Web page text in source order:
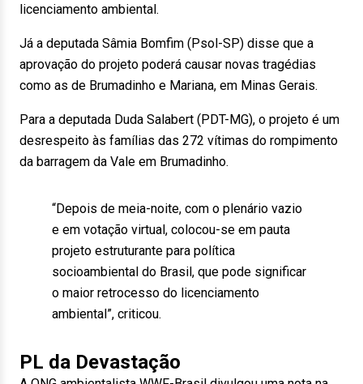
licenciamento ambiental.
Já a deputada Sâmia Bomfim (Psol-SP) disse que a
aprovação do projeto poderá causar novas tragédias
como as de Brumadinho e Mariana, em Minas Gerais.
Para a deputada Duda Salabert (PDT-MG), o projeto é um
desrespeito às famílias das 272 vítimas do rompimento
da barragem da Vale em Brumadinho.
“Depois de meia-noite, com o plenário vazio
e em votação virtual, colocou-se em pauta
projeto estruturante para política
socioambiental do Brasil, que pode significar
o maior retrocesso do licenciamento
ambiental”, criticou.
PL da Devastação